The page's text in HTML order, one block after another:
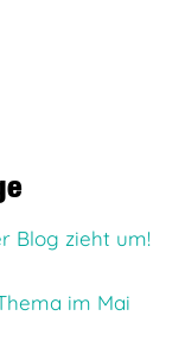
Blog zieht um!
im Mai